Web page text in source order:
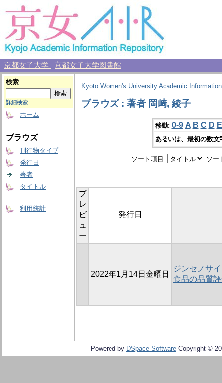
京都女子大学 京都女子大学図書館
検索
詳細検索
ホーム
ブラウズ
刊行物タイプ
発行日
著者
タイトル
利用統計
Kyoto Women's University Academic
ブラウズ : 著者 岡﨑, 綾子
移動: 0-9 A B C D E
あるいは、最初の数
ソート項目: ソー
プ
レ
ビ
ュ
ー
発行日
2022年1月14日金曜日
ジンセノサ
食品の品質
Powered by DSpace Software Copyright ©